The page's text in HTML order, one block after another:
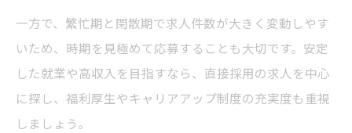
一方で、繁忙期と閑散期で求人件数が大きく変動しやす
いため、時期を見極めて応募することも大切です。安定
した就業や高収入を目指すなら、直接採用の求人を中心
に探し、福利厚生やキャリアアップ制度の充実度も重視
しましょう。